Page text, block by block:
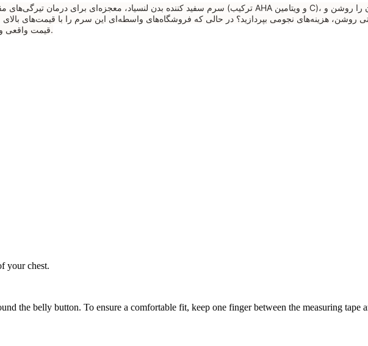
قیمت واقعی و بدون حباب عرضه می‌کند. هوشمندانه خرید کنید و نتیجه واقعی را تجربه کنید.
your chest.
the belly button. To ensure a comfortable fit, keep one finger between the measuring tape